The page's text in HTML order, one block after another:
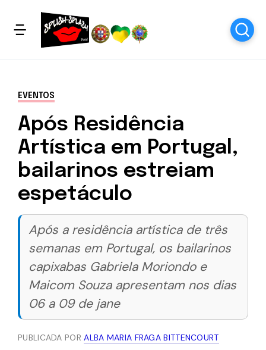
EVENTOS
Após Residência
Artística em Portugal,
bailarinos estreiam
espetáculo
Após a residência artística de três
semanas em Portugal, os bailarinos
capixabas Gabriela Moriondo e
Maicom Souza apresentam nos dias
06 a 09 de jane
PUBLICADA PORALBA MARIA FRAGA BITTENCOURT